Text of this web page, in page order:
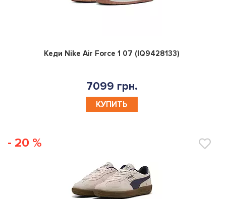
0
Кеди Nike Air Force 1 07 (IQ9428133)
7099 грн.
КУПИТЬ
- 20 %